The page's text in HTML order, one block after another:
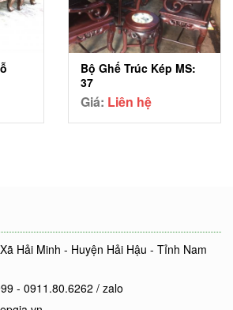
Bộ Ghế Trúc Kép MS:
37
Giá: Liên hệ
Hải Minh - Huyện Hải Hậu - Tỉnh Nam
- 0911.80.6262 / zalo